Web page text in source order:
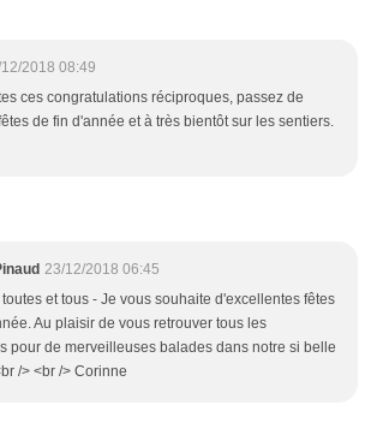
2018 08:49
ces congratulations réciproques, passez de
de fin d'année et à très bientôt sur les sentiers.
23/12/2018 06:45
et tous - Je vous souhaite d'excellentes fêtes
Au plaisir de vous retrouver tous les
pour de merveilleuses balades dans notre si belle
/> <br /> Corinne